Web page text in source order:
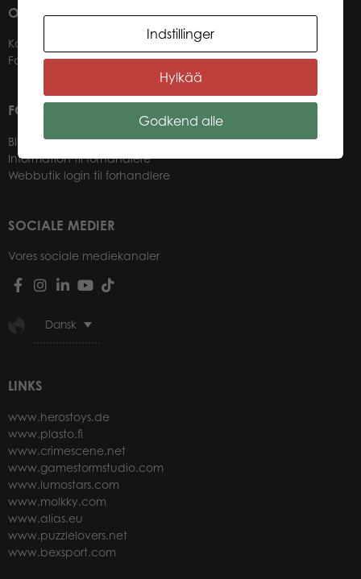
OM OS
Kontakter
Forhandlere
FOR VORES FORHANDLERE
Bliv forhandler
Information til forhandlere
Webbutik login til forhandlere
SOCIALE MEDIER
Vores sociale mediekanaler
Dansk
LINKS
www.herostoys.de
www.plasto.fi
www.crimescene.net
www.gamestormstudio.com
www.lumostars.com
www.molkky.com
www.alias.eu
www.puzzlelovers.net
www.bexsport.com
Indstillinger
Hylkää
Godkend alle